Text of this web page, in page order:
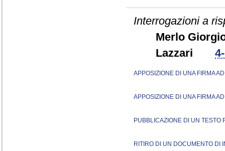
Interrogazioni a
Merlo
Lazzari
APPOSIZIONE DI UNA FIRMA
APPOSIZIONE DI UNA FIRMA
PUBBLICAZIONE DI UN TESTO
RITIRO DI UN DOCUMENTO DI